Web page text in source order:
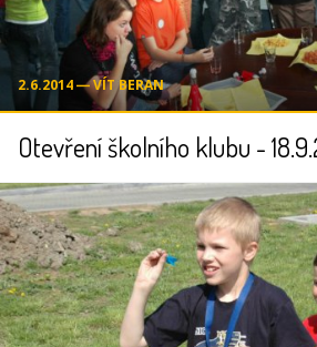
2.6.2014 ― VÍT BERAN
Otevření školního klubu -